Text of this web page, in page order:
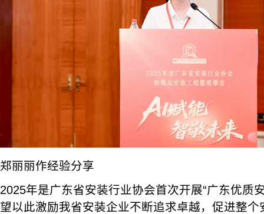
郑丽丽作经验分享
2025年是广东省安装行业协会首次开展“广东优质
望以此激励我省安装企业不断追求卓越，促进整个